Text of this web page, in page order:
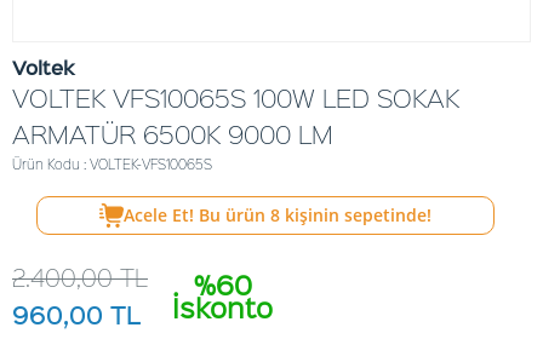
Voltek
VOLTEK VFS10065S 100W LED SOKAK
ARMATÜR 6500K 9000 LM
Ürün Kodu : VOLTEK-VFS10065S
Acele Et! Bu ürün 8 kişinin sepetinde!
%60
İskonto
2.400,00TL
960,00 TL